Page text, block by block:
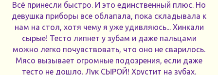
Всё принесли быстро. И это единственный плюс. Но
девушка приборы все облапала, пока складывала к
нам на стол, хотя чему я уже удивляюсь... Хинкали
сырые! Тесто липнет у зубам и даже пальцами
можно легко почувствовать, что оно не сварилось.
Мясо вызывает огромные подозрения, если даже
тесто не дошло. Лук СЫРОЙ! Хрустит на зубах.